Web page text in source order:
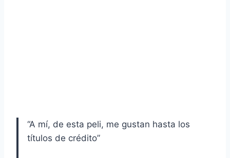
“A mí, de esta peli, me gustan hasta los
títulos de crédito”